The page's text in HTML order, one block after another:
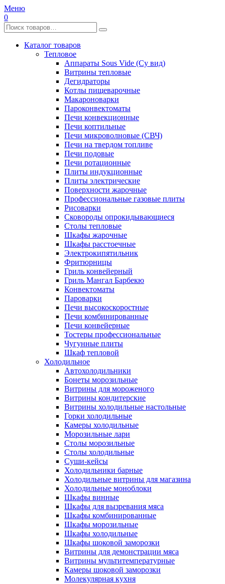
Меню
0
Каталог товаров
Тепловое
Аппараты Sous Vide (Су вид)
Витрины тепловые
Дегидраторы
Котлы пищеварочные
Макароноварки
Пароконвектоматы
Печи конвекционные
Печи коптильные
Печи микроволновые (СВЧ)
Печи на твердом топливе
Печи подовые
Печи ротационные
Плиты индукционные
Плиты электрические
Поверхности жарочные
Профессиональные газовые плиты
Рисоварки
Сковороды опрокидывающиеся
Столы тепловые
Шкафы жарочные
Шкафы расстоечные
Электрокипятильник
Фритюрницы
Гриль конвейерный
Гриль Мангал Барбекю
Конвектоматы
Пароварки
Печи высокоскоростные
Печи комбинированные
Печи конвейерные
Тостеры профессиональные
Чугунные плиты
Шкаф тепловой
Холодильное
Автохолодильники
Бонеты морозильные
Витрины для мороженого
Витрины кондитерские
Витрины холодильные настольные
Горки холодильные
Камеры холодильные
Морозильные лари
Столы морозильные
Столы холодильные
Суши-кейсы
Холодильники барные
Холодильные витрины для магазина
Холодильные моноблоки
Шкафы винные
Шкафы для вызревания мяса
Шкафы комбинированные
Шкафы морозильные
Шкафы холодильные
Шкафы шоковой заморозки
Витрины для демонстрации мяса
Витрины мультитемпературные
Камеры шоковой заморозки
Молекулярная кухня